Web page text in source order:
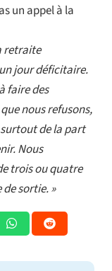
un appel à la
retraite
jour déficitaire.
faire des
que nous refusons,
de la part
Nous
trois ou quatre
sortie. »